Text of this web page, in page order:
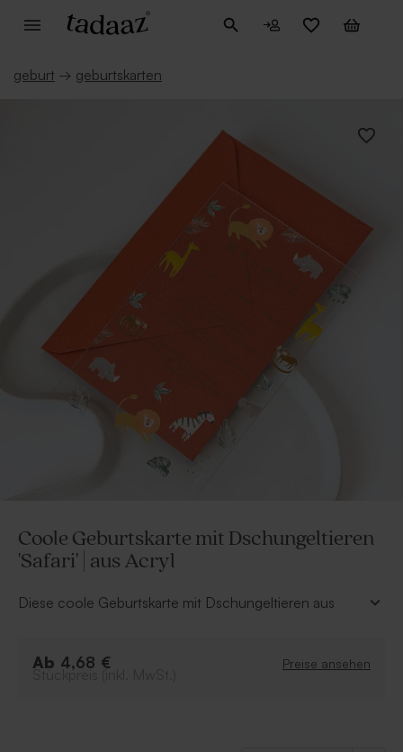
geburt → geburtskarten
Coole Geburtskarte mit Dschungeltieren
'Safari' | aus Acryl
Diese coole Geburtskarte mit Dschungeltieren aus
Löwen, Zebras, Giraffen, Nashörner, Affen und die
Ab 4,68 € Preise ansehen